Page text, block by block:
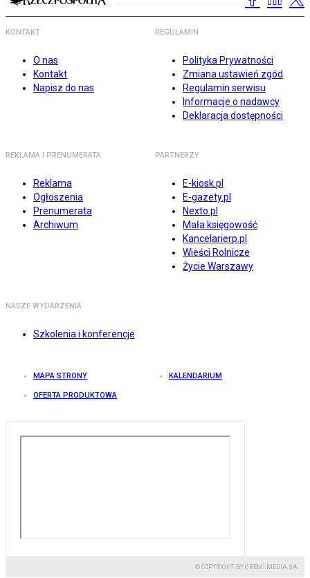
KONTAKT
O nas
Kontakt
Napisz do nas
REGULAMIN
Polityka Prywatności
Zmiana ustawień zgód
Regulamin serwisu
Informacje o nadawcy
Deklaracja dostępności
REKLAMA I PRENUMERATA
Reklama
Ogłoszenia
Prenumerata
Archiwum
PARTNERZY
E-kiosk.pl
E-gazety.pl
Nexto.pl
Mała księgowość
Kancelarierp.pl
Wieści Rolnicze
Życie Warszawy
NASZE WYDARZENIA
Szkolenia i konferencje
MAPA STRONY KALENDARIUM
OFERTA PRODUKTOWA
© COPYRIGHT BY GREMI MEDIA SA